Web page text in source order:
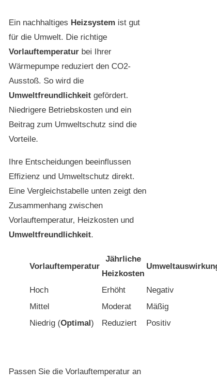
Ein nachhaltiges Heizsystem ist gut
für die Umwelt. Die richtige
Vorlauftemperatur bei Ihrer
Wärmepumpe reduziert den CO2-
Ausstoß. So wird die
Umweltfreundlichkeit gefördert.
Niedrigere Betriebskosten und ein
Beitrag zum Umweltschutz sind die
Vorteile.
Ihre Entscheidungen beeinflussen
Effizienz und Umweltschutz direkt.
Eine Vergleichstabelle unten zeigt den
Zusammenhang zwischen
Vorlauftemperatur, Heizkosten und
Umweltfreundlichkeit.
Vorlauftemperatur
Jährliche
Heizkosten
Hoch Erhöht
Negativ
Mittel
Moderat
Mäßig
Niedrig (Optimal ) Reduziert Positiv
Passen Sie die Vorlauftemperatur an